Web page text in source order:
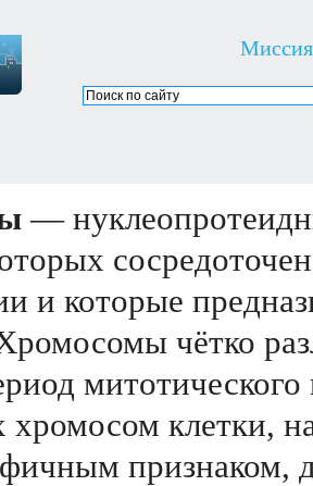
Миссия
—
и которые
чётко
хромосом клетки,
признаком,